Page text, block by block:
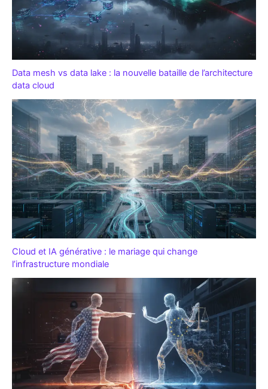
Data mesh vs data lake : la nouvelle bataille de l’architecture
data cloud
Cloud et IA générative : le mariage qui change
l’infrastructure mondiale